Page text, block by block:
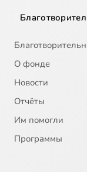
О фонде
Новости
Отчёты
Им помогли
Программы